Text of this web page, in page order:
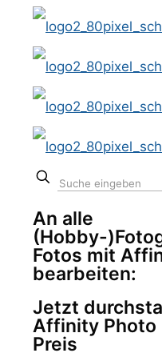
An alle
(Hobby-
Fotos mit
bearbeiten:
Jetzt
Affinity Photo
Preis